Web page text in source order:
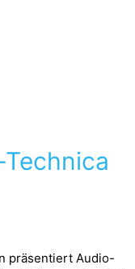
präsentiert Audio-